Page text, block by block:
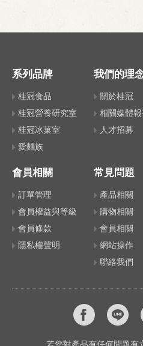
系列品牌
桂冠食品
桂冠營養研究室
桂冠冰菓室
愛麵族
我們的理
關於桂冠
相關媒體
人才招募
會員相關
訂單管理
會員權益與等級
會員條款
隱私權聲明
常見問題
產品相關
購物相關
會員相關
網站操作
聯絡我們